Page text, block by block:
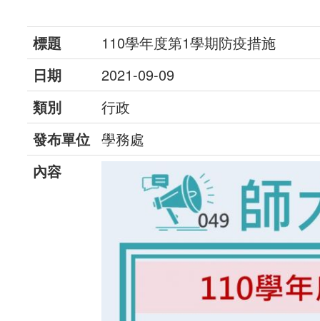
標題
110學年度第1學期防疫措施
日期
2021-09-09
類別
行政
發布單位 學務處
內容